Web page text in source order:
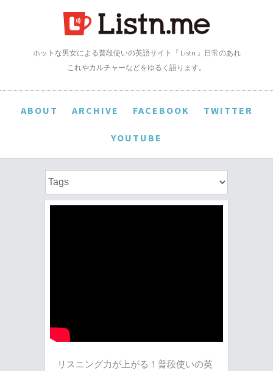
ホットな男女による普段使いの英語サイト『 Listn 』日常のあれ
これやカルチャーなどをゆるく語ります。
ABOUT ARCHIVE FACEBOOK TWITTER
YOUTUBE
リスニング力が上がる！普段使いの英